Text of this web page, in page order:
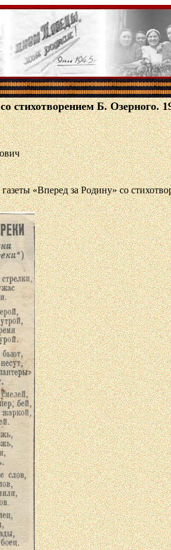
стихотворением Б. Озерного.
«Вперед за Родину» со